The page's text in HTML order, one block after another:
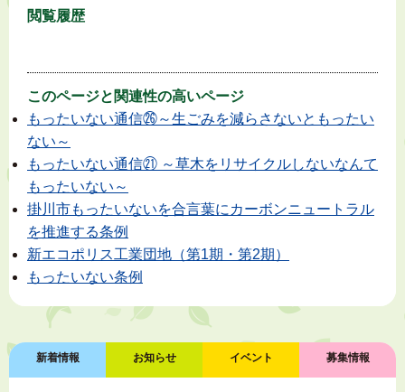
閲覧履歴
このページと 関連性の高いページ
もったいない通信㉖～生ごみを減らさないともったい
ない～
もったいない通信㉑ ～草木をリサイクルしないなんて
もったいない～
掛川市もったいないを合言葉にカーボンニュートラル
を推進する条例
新エコポリス工業団地（第1期・第2期）
もったいない条例
新着情報 お知らせ イベント 募集情報